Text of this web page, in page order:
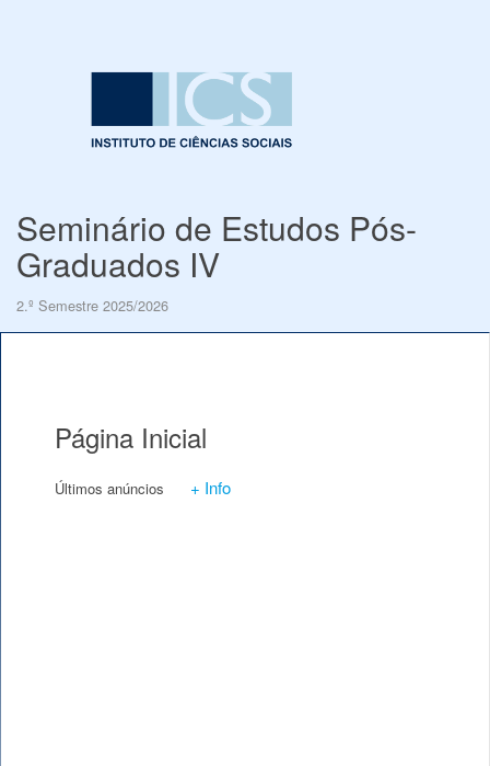
Seminário de Estudos Pós-
Graduados IV
2.º Semestre 2025/2026
Página Inicial
Últimos anúncios + Info